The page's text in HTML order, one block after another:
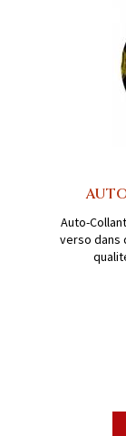
Auto-
verso dans